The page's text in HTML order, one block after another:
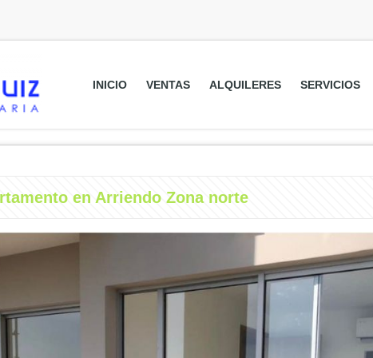
INICIO VENTAS ALQUILERES SERVICIOS
en Arriendo Zona norte